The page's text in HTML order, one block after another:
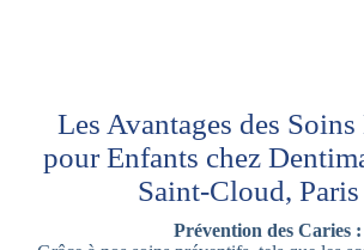
Les Avantages des
pour Enfants chez
Saint-Cloud,
Prévention des Caries :